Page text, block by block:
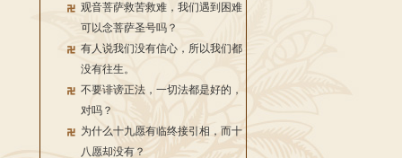
观音菩萨救苦救难，我们遇到困难
可以念菩萨圣号吗？
有人说我们没有信心，所以我们都
没有往生。
不要诽谤正法，一切法都是好的，
对吗？
为什么十九愿有临终接引相，而十
八愿却没有？